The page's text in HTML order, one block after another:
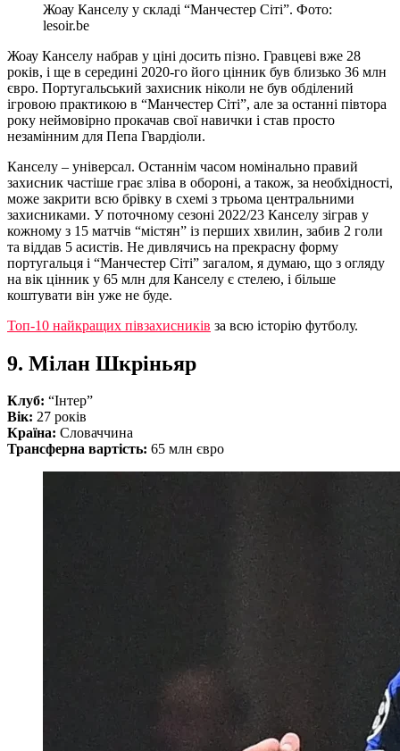
Жоау Канселу у складі “Манчестер Сіті”. Фото:
lesoir.be
Жоау Канселу набрав у ціні досить пізно. Гравцеві вже 28
років, і ще в середині 2020-го його цінник був близько 36 млн
євро. Португальський захисник ніколи не був обділений
ігровою практикою в “Манчестер Сіті”, але за останні півтора
року неймовірно прокачав свої навички і став просто
незамінним для Пепа Гвардіоли.
Канселу – універсал. Останнім часом номінально правий
захисник частіше грає зліва в обороні, а також, за необхідності,
може закрити всю брівку в схемі з трьома центральними
захисниками. У поточному сезоні 2022/23 Канселу зіграв у
кожному з 15 матчів “містян” із перших хвилин, забив 2 голи
та віддав 5 асистів. Не дивлячись на прекрасну форму
португальця і “Манчестер Сіті” загалом, я думаю, що з огляду
на вік цінник у 65 млн для Канселу є стелею, і більше
коштувати він уже не буде.
Топ-10 найкращих півзахисників за всю історію футболу.
9. Мілан Шкріньяр
Клуб: “Інтер”
Вік: 27 років
Країна: Словаччина
Трансферна вартість: 65 млн євро